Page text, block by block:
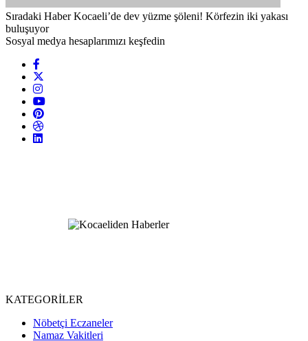
Sıradaki Haber Kocaeli’de dev yüzme şöleni! Körfezin iki yakası
buluşuyor
Sosyal medya hesaplarımızı keşfedin
KATEGORİLER
Nöbetçi Eczaneler
Namaz Vakitleri